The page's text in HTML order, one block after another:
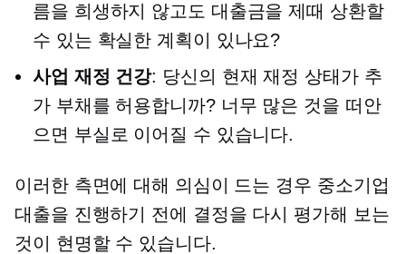
름을 희생하지 않고도 대출금을 제때 상환할
수 있는 확실한 계획이 있나요?
사업 재정 건강: 당신의 현재 재정 상태가 추
가 부채를 허용합니까? 너무 많은 것을 떠안
으면 부실로 이어질 수 있습니다.
이러한 측면에 대해 의심이 드는 경우 중소기업
대출을 진행하기 전에 결정을 다시 평가해 보는
것이 현명할 수 있습니다.